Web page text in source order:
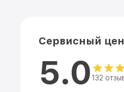
Сервисный
5.0 132